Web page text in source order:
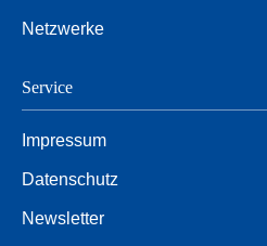
Netzwerke
Service
Impressum
Datenschutz
Newsletter